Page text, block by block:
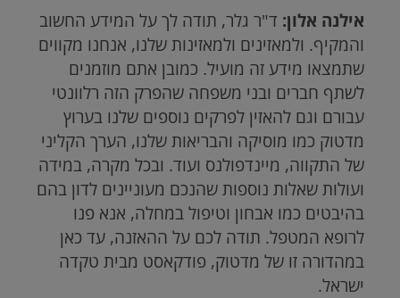
אילנה אלון: ד"ר גלר, תודה לך על המידע החשוב
והמקיף. ולמאזינים ולמאזינות שלנו, אנחנו מקווים
שתמצאו מידע זה מועיל. כמובן אתם מוזמנים
לשתף חברים ובני משפחה שהפרק הזה רלוונטי
עבורם וגם להאזין לפרקים נוספים שלנו בערוץ
מדטוק כמו מוסיקה והבריאות שלנו, הערך הקליני
של התקווה, מיינדפולנס ועוד. ובכל מקרה, במידה
ועולות שאלות נוספות שהנכם מעוניינים לדון בהם
בהיבטים כמו אבחון וטיפול במחלה, אנא פנו
לרופא המטפל. תודה לכם על ההאזנה, עד כאן
במהדורה זו של מדטוק, פודקאסט מבית טקדה
ישראל.